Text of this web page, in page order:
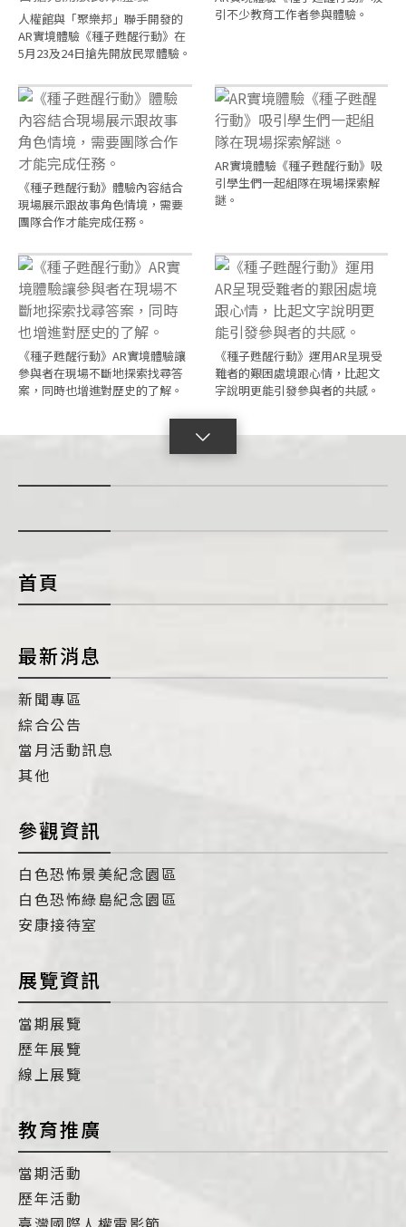
人權館與「聚樂邦」聯手開發的
AR實境體驗《種子甦醒行動》在
5月23及24日搶先開放民眾體驗。
引不少教育工作者參與體驗。
《種子甦醒行動》體驗內容結合
現場展示跟故事角色情境，需要
團隊合作才能完成任務。
AR實境體驗《種子甦醒行動》吸
引學生們一起組隊在現場探索解
謎。
《種子甦醒行動》AR實境體驗讓
參與者在現場不斷地探索找尋答
案，同時也增進對歷史的了解。
《種子甦醒行動》運用AR呈現受
難者的艱困處境跟心情，比起文
字說明更能引發參與者的共感。
首頁
最新消息
新聞專區
綜合公告
當月活動訊息
其他
參觀資訊
白色恐怖景美紀念園區
白色恐怖綠島紀念園區
安康接待室
展覽資訊
當期展覽
歷年展覽
線上展覽
教育推廣
當期活動
歷年活動